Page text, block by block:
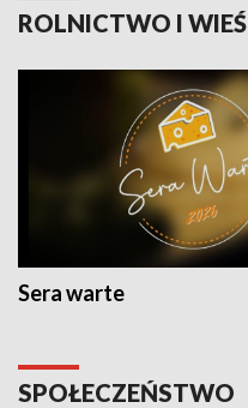
ROLNICTWO I WIEŚ
Sera warte
SPOŁECZEŃSTWO